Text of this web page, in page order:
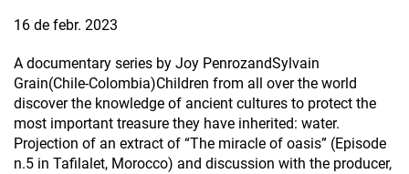
16 de febr. 2023
A documentary series by Joy PenrozandSylvain
Grain(Chile-Colombia)Children from all over the world
discover the knowledge of ancient cultures to protect the
most important treasure they have inherited: water.
Projection of an extract of “The miracle of oasis” (Episode
n.5 in Tafilalet, Morocco) and discussion with the producer,